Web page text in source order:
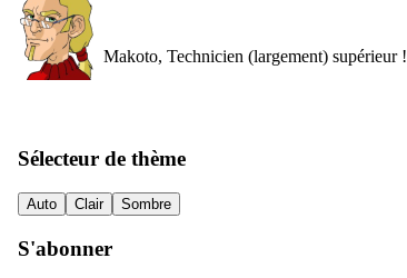
Makoto, Technicien (largement) supérieur !
Sélecteur de thème
Auto Clair Sombre
S'abonner